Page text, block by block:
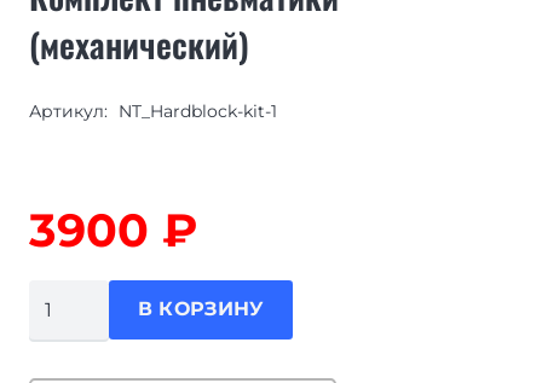
(механический)
Артикул: NT_Hardblock-kit-1
3900 ₽
В КОРЗИНУ